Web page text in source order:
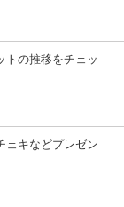
トの推移をチェッ
ェキなどプレゼン